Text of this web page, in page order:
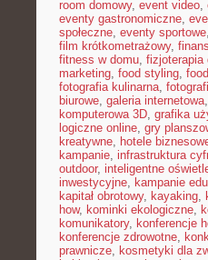
room domowy, event video,
eventy gastronomiczne,
społeczne, eventy sportowe,
film krótkometrażowy,
fitness w domu, fizjoterapia
marketing, food styling,
fotografia kulinarna,
biurowe, galeria internetowa,
komputerowa 3D, grafika
logiczne online, gry
kreatywne, hotele
kampanie, infrastruktura
outdoor, inteligentne
inwestycyjne, kampanie
kapitał obrotowy, kayaking,
how, kominki ekologiczne,
komunikatory, konferencje
konferencje zdrowotne,
prawnicze, kosmetyki dla